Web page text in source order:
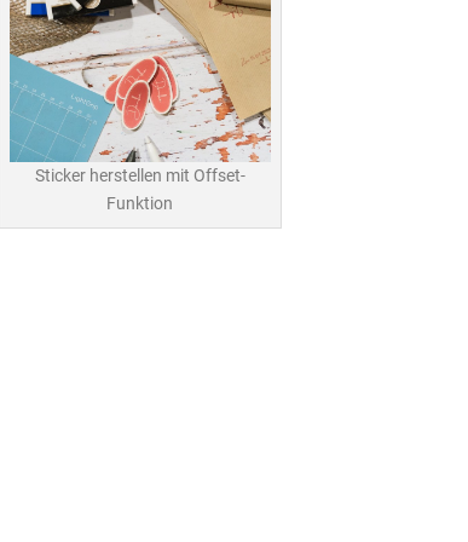
Sticker herstellen mit Offset-
Funktion